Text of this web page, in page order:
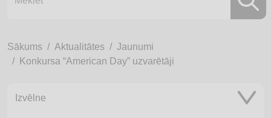
Sākums Aktualitātes
Jaunumi
Konkursa “American Day” uzvarētāji
Izvēlne